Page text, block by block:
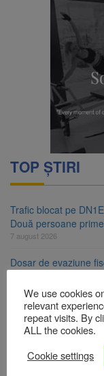
TOP ȘTIRI
Trafic blocat pe
Două persoane
7 august 2026
Dosar de evaziune
7 august 2026
Primăria Brașov
Comprest. Motivul:
Clădirile Duplex de
We use cookies
relevant
repeat visits. By
ALL the cookies.
Cookie settings